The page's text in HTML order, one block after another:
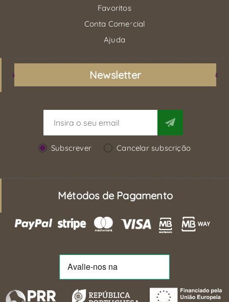
Favoritos
Conta Comercial
Ajuda
Newsletter
Subscrever Cancelar subscrição
Métodos de Pagamento